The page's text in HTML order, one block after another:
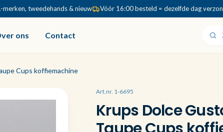
tweedehands & nieuw Vóór 16:00 besteld = dezelfde dag
ons Contact
Cups koffiemachine
Art.nr. 1-6695
Krups Dolce